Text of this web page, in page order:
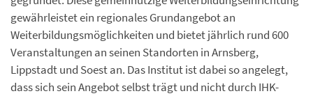
gewährleistet ein regionales Grundangebot an
Weiterbildungsmöglichkeiten und bietet jährlich rund 600
Veranstaltungen an seinen Standorten in Arnsberg,
Lippstadt und Soest an. Das Institut ist dabei so angelegt,
dass sich sein Angebot selbst trägt und nicht durch IHK-